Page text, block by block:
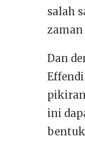
salah
Dan
ini